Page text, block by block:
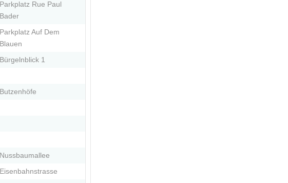
Parkplatz Rue Paul
Bader
Parkplatz Auf Dem
Blauen
Bürgelnblick 1
Butzenhöfe
Nussbaumallee
Eisenbahnstrasse